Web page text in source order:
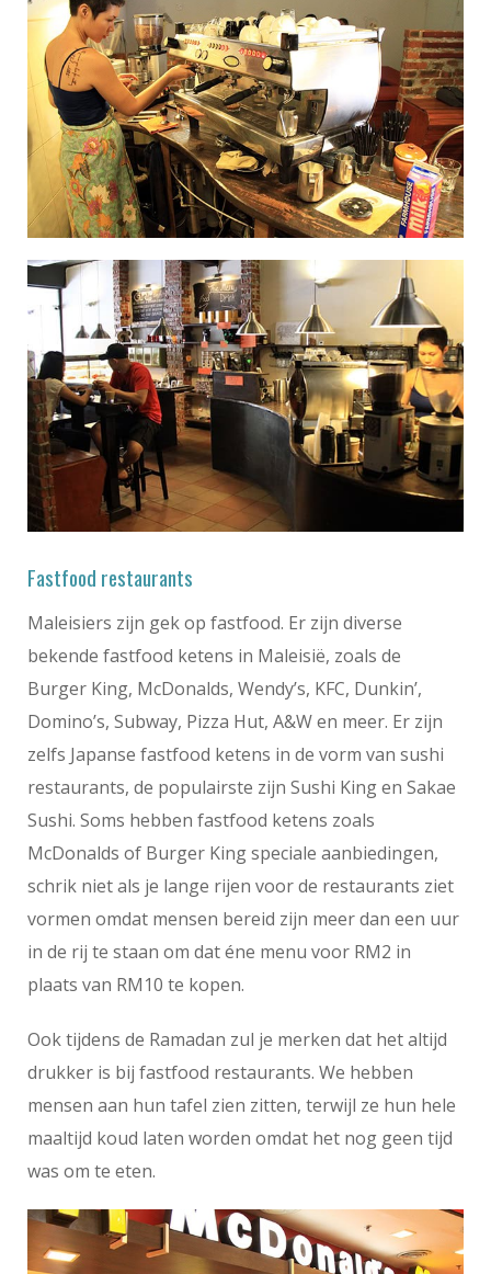
Fastfood restaurants
Maleisiers zijn gek op fastfood. Er zijn diverse
bekende fastfood ketens in Maleisië, zoals de
Burger King, McDonalds, Wendy’s, KFC, Dunkin’,
Domino’s, Subway, Pizza Hut, A&W en meer. Er zijn
zelfs Japanse fastfood ketens in de vorm van sushi
restaurants, de populairste zijn Sushi King en Sakae
Sushi. Soms hebben fastfood ketens zoals
McDonalds of Burger King speciale aanbiedingen,
schrik niet als je lange rijen voor de restaurants ziet
vormen omdat mensen bereid zijn meer dan een uur
in de rij te staan om dat éne menu voor RM2 in
plaats van RM10 te kopen.
Ook tijdens de Ramadan zul je merken dat het altijd
drukker is bij fastfood restaurants. We hebben
mensen aan hun tafel zien zitten, terwijl ze hun hele
maaltijd koud laten worden omdat het nog geen tijd
was om te eten.